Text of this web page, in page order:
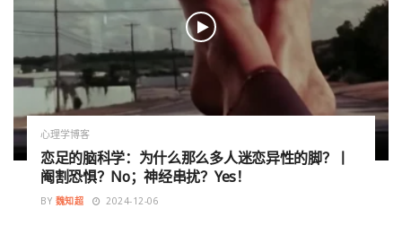
心理学博客
恋足的脑科学：为什么那么多人迷恋异性的脚？丨
阉割恐惧？No；神经串扰？Yes！
BY 魏知超 2024-12-06